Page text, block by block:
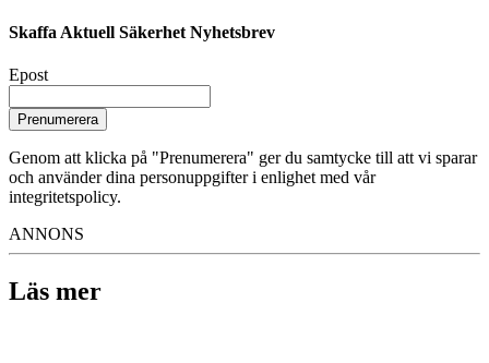
Skaffa Aktuell Säkerhet Nyhetsbrev
Epost
Prenumerera
Genom att klicka på "Prenumerera" ger du samtycke till att vi sparar
och använder dina personuppgifter i enlighet med vår
integritetspolicy.
ANNONS
Läs mer